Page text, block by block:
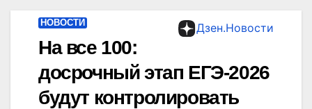
Дзен.Новости
НОВОСТИ
На все 100:
досрочный этап ЕГЭ-2026
будут контролировать